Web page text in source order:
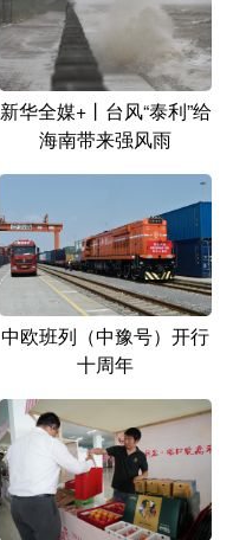
新华全媒+丨台风“泰利”给
海南带来强风雨
中欧班列（中豫号）开行
十周年